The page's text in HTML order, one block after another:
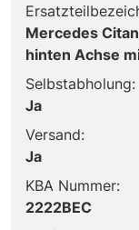
Mercedes
hinten Achse
Selbstabholung:
Ja
Versand:
Ja
KBA Nummer:
2222BEC